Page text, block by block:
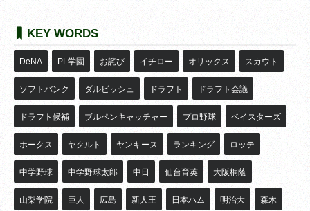
KEY WORDS
DeNA PL学園 お詫び イチロー オリックス スカウト
ソフトバンク ダルビッシュ ドラフト ドラフト会議
ドラフト候補 ブルペンキャッチャー プロ野球 ベイスターズ
ホークス ヤクルト ヤンキース ランキング ロッテ
中学野球 中学野球太郎 中日 仙台育英 大阪桐蔭
山梨学院 巨人 広島 新人王 日本ハム 明治大 森木